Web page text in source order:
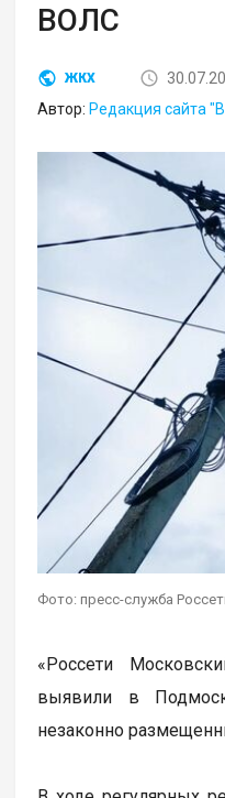
ВОЛС
ЖКХ
Автор: Редакция сайта
Фото: пресс-служба
«Россети
выявили в
незаконно